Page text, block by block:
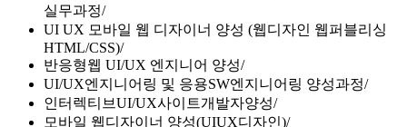
실무과정
UI UX 모바일 웹 디자이너 양성 (웹디자인 웹퍼블리싱
HTML/CSS)
반응형웹 UI/UX 엔지니어 양성
UI/UX엔지니어링 및 응용SW엔지니어링 양성과정
인터렉티브UI/UX사이트개발자양성
모바일 웹디자이너 양성(UIUX디자인)